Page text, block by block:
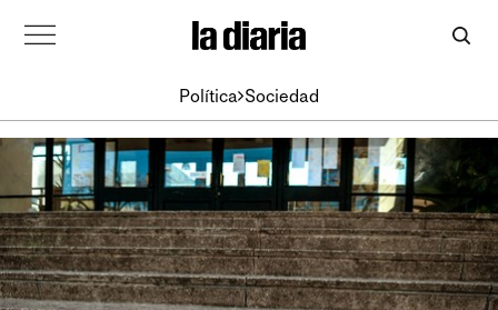
Política Sociedad